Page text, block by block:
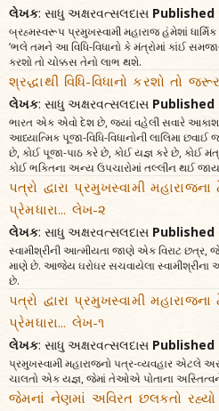
લેખક: સાધુ અક્ષરવત્સલદાસ Published
બ્રહ્મસ્વરૂપ પ્રમુખસ્વામી મહારાજ હંમેશાં
‘ભલે તમને આ વિધિ-વિધાનો કે મંત્રોમાં કાંઈ
કરશો તો ચોક્કસ તેનો લાભ થશે.
શ્રદ્ધાથી વિધિ-વિધાનો કરશો તો
લેખક: સાધુ અક્ષરવત્સલદાસ Published
ભારત એક એવો દેશ છે, જ્યાં વહેલી સવારે
આધ્યાત્મિક પૂજા-વિધિ-વિધાનોની લાલિમા
છે, કોઈ પૂજા-પાઠ કરે છે, કોઈ યજ્ઞ કરે છે, કોઈ
કોઈ ભક્તિના અન્ય ઉપચારોમાં તલ્લીન થઈ
પત્રો દ્વારા પ્રમુખસ્વામી
પ્રેમધારા... લેખ-૨
લેખક: સાધુ અક્ષરવત્સલદાસ Published
સ્વામીશ્રીની આત્મીયતા જાણે એક વિરાટ છત્ર,
માણે છે. આજેય ઘરોઘર સચવાયેલા સ્વામીશ્રીના એ
છે.
પત્રો દ્વારા પ્રમુખસ્વામી
પ્રેમધારા... લેખ-૧
લેખક: સાધુ અક્ષરવત્સલદાસ Published
પ્રમુખસ્વામી મહારાજનો પત્ર-વ્યવહાર એટલે
ચાલતો એક યજ્ઞ, જેમાં તેઓએ પોતાના અસ્તિત્વને
જેમનાં નેણમાં અવિરત છલકતો